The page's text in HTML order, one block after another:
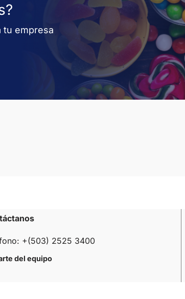
tu empresa
+(503) 2525 3400
del equipo